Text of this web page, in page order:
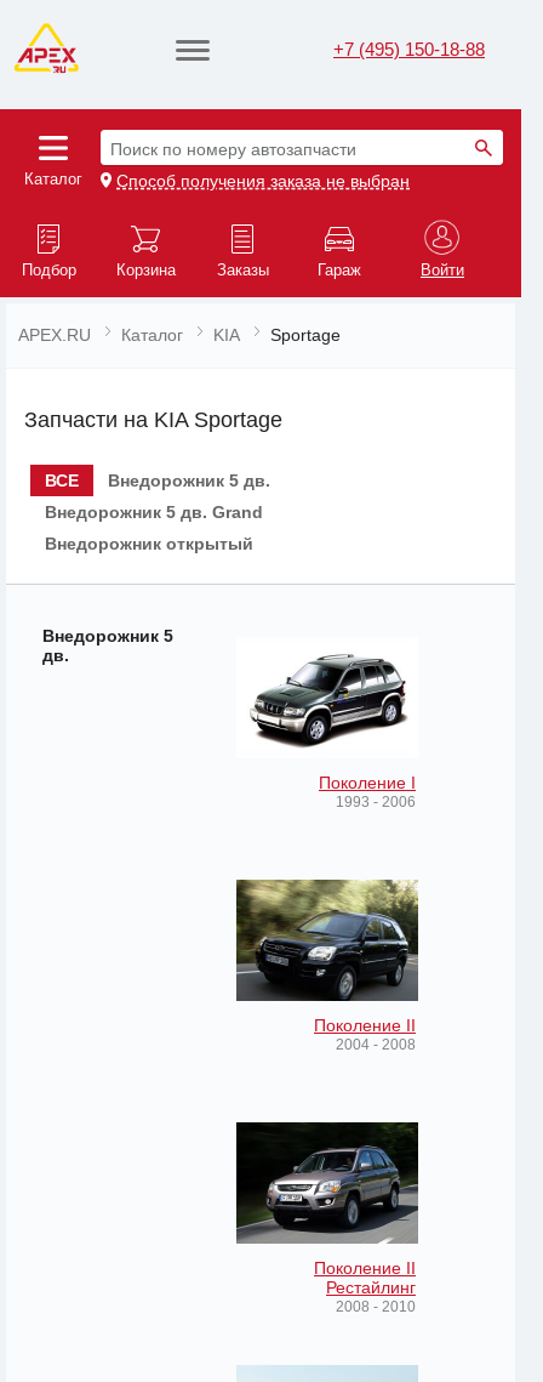
+7 (495) 150-18-88
Каталог
Поиск по номеру автозапчасти
Способ получения заказа не выбран
Подбор Корзина Заказы Гараж Войти
APEX.RU Каталог KIA Sportage
Запчасти на KIA Sportage
ВСЕ
Внедорожник 5 дв.
Внедорожник 5 дв. Grand
Внедорожник открытый
Внедорожник 5
дв.
Поколение I
1993 - 2006
Поколение II
2004 - 2008
Поколение II
Рестайлинг
2008 - 2010